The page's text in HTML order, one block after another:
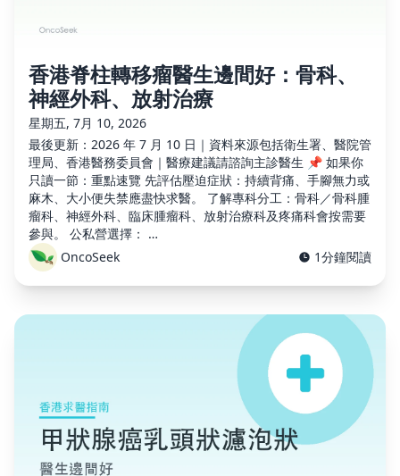
香港脊柱轉移瘤醫生邊間好：骨科、
神經外科、放射治療
星期五, 7月 10, 2026
最後更新：2026 年 7 月 10 日｜資料來源包括衛生署、醫院管
理局、香港醫務委員會｜醫療建議請諮詢主診醫生 📌 如果你
只讀一節：重點速覽 先評估壓迫症狀：持續背痛、手腳無力或
麻木、大小便失禁應盡快求醫。 了解專科分工：骨科／骨科腫
瘤科、神經外科、臨床腫瘤科、放射治療科及疼痛科會按需要
參與。 公私營選擇： …
OncoSeek
1分鐘閱讀